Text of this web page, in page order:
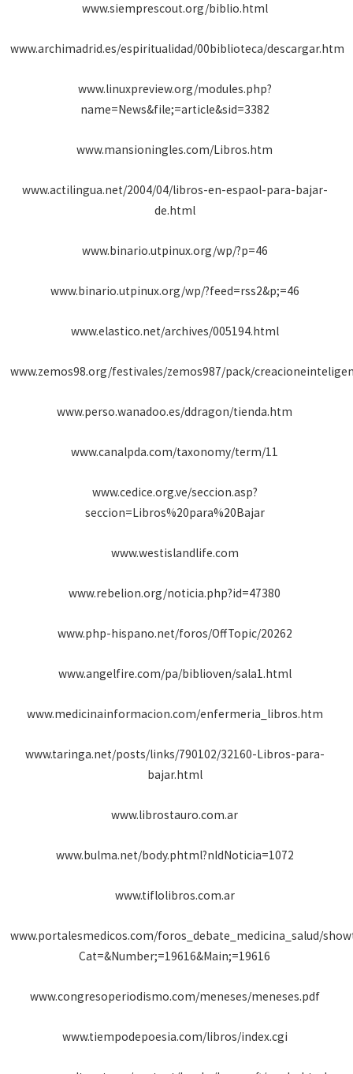
www.siemprescout.org/biblio.html
www.archimadrid.es/espiritualidad/00biblioteca/descargar.htm
www.linuxpreview.org/modules.php?
name=News&file;=article&sid=3382
www.mansioningles.com/Libros.htm
www.actilingua.net/2004/04/libros-en-espaol-para-bajar-
de.html
www.binario.utpinux.org/wp/?p=46
www.binario.utpinux.org/wp/?feed=rss2&p;=46
www.elastico.net/archives/005194.html
www.zemos98.org/festivales/zemos987/pack/
www.perso.wanadoo.es/ddragon/tienda.htm
www.canalpda.com/taxonomy/term/11
www.cedice.org.ve/seccion.asp?
seccion=Libros%20para%20Bajar
www.westislandlife.com
www.rebelion.org/noticia.php?id=47380
www.php-hispano.net/foros/OffTopic/20262
www.angelfire.com/pa/biblioven/sala1.html
www.medicinainformacion.com/enfermeria_libros.htm
www.taringa.net/posts/links/790102/32160-Libros-para-
bajar.html
www.librostauro.com.ar
www.bulma.net/body.phtml?nIdNoticia=1072
www.tiflolibros.com.ar
www.portalesmedicos.com/foros_debate_medicina_salud/
Cat=&Number;=19616&Main;=19616
www.congresoperiodismo.com/meneses/meneses.pdf
www.tiempodepoesia.com/libros/index.cgi